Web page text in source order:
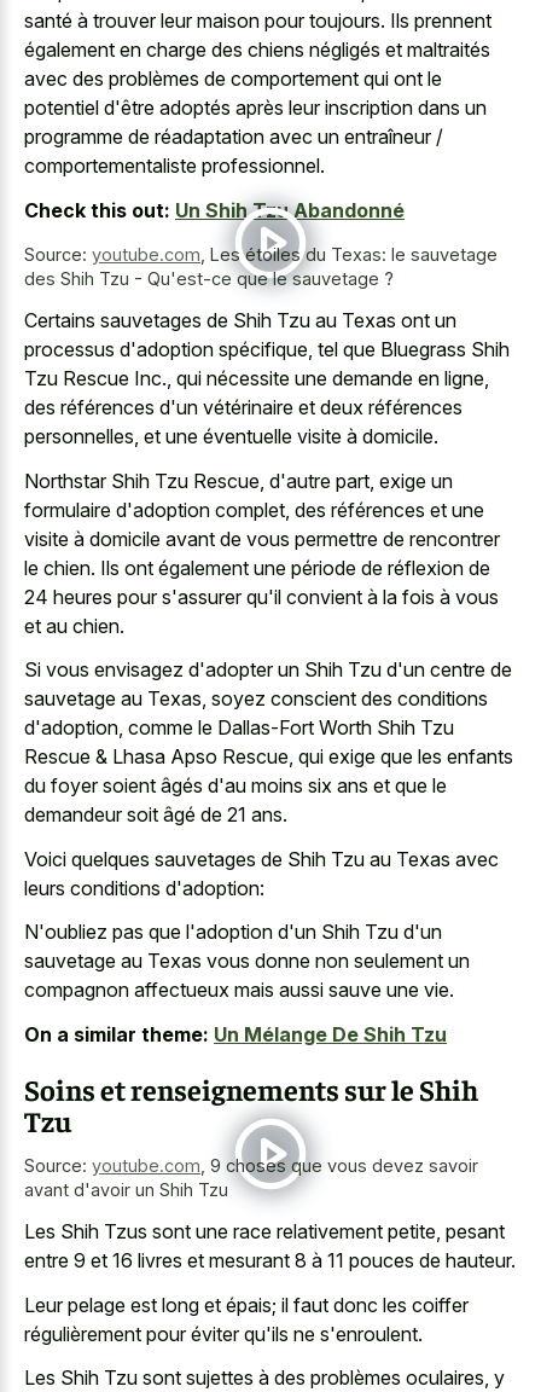
santé à trouver leur maison pour toujours. Ils prennent
également en charge des chiens négligés et maltraités
avec des problèmes de comportement qui ont le
potentiel d'être adoptés après leur inscription dans un
programme de réadaptation avec un entraîneur /
comportementaliste professionnel.
Check this out: Un Shih Tzu Abandonné
Source: youtube.com Les étoiles du Texas: le sauvetage
des Shih Tzu - Qu'est-ce que le sauvetage ?
Certains sauvetages de Shih Tzu au Texas ont un
processus d'adoption spécifique, tel que Bluegrass Shih
Tzu Rescue Inc., qui nécessite une demande en ligne,
des références d'un vétérinaire et deux références
personnelles, et une éventuelle visite à domicile.
Northstar Shih Tzu Rescue, d'autre part, exige un
formulaire d'adoption complet, des références et une
visite à domicile avant de vous permettre de rencontrer
le chien. Ils ont également une période de réflexion de
24 heures pour s'assurer qu'il convient à la fois à vous
et au chien.
Si vous envisagez d'adopter un Shih Tzu d'un centre de
sauvetage au Texas, soyez conscient des conditions
d'adoption, comme le Dallas-Fort Worth Shih Tzu
Rescue & Lhasa Apso Rescue, qui exige que les enfants
du foyer soient âgés d'au moins six ans et que le
demandeur soit âgé de 21 ans.
Voici quelques sauvetages de Shih Tzu au Texas avec
leurs conditions d'adoption:
N'oubliez pas que l'adoption d'un Shih Tzu d'un
sauvetage au Texas vous donne non seulement un
compagnon affectueux mais aussi sauve une vie.
On a similar theme: Un Mélange De Shih Tzu
Soins et renseignements sur le Shih
Tzu
Source: youtube.com 9 choses que vous devez savoir
avant d'avoir un Shih Tzu
Les Shih Tzus sont une race relativement petite, pesant
entre 9 et 16 livres et mesurant 8 à 11 pouces de hauteur.
Leur pelage est long et épais; il faut donc les coiffer
régulièrement pour éviter qu'ils ne s'enroulent.
Les Shih Tzu sont sujettes à des problèmes oculaires, y